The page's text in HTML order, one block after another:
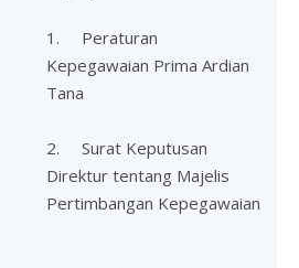
1. Peraturan
Kepegawaian Prima Ardian
Tana
2. Surat Keputusan
Direktur tentang Majelis
Pertimbangan Kepegawaian